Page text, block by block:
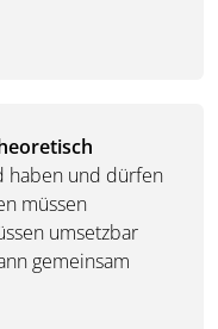
haben und dürfen
müssen
umsetzbar
gemeinsam